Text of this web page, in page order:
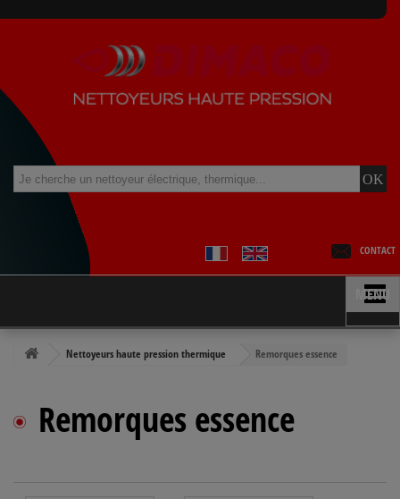
CONTACT
MENU
Nettoyeurs haute pression thermique Remorques essence
Remorques essence